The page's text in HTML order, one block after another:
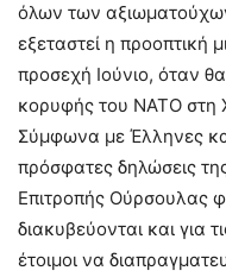
όλων των
εξεταστεί η προοπτική
προσεχή Ιούνιο, όταν
κορυφής του ΝΑΤΟ στη
Σύμφωνα με Έλληνες
πρόσφατες δηλώσεις
Επιτροπής Ούρσουλας
διακυβεύονται και για
έτοιμοι να